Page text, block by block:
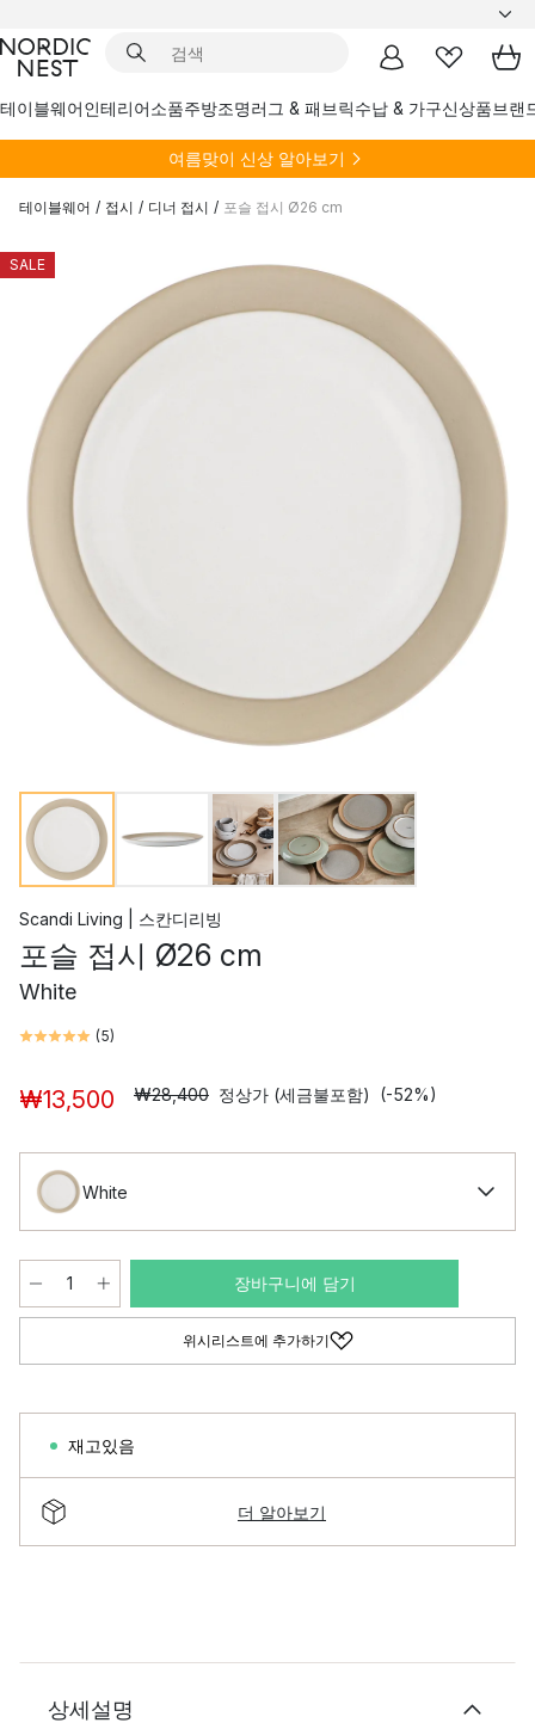
테이블웨어인테리어소품주방조명러그 & 패브릭수납 & 가구신상품브랜
여름맞이 신상 알아보기
테이블웨어 / 접시 / 디너 접시 / 포슬 접시 Ø26 cm
SALE
Scandi Living | 스칸디리빙
포슬 접시 Ø26 cm
White
(5)
₩13,500 ₩28,400 정상가 (세금불포함) (-52%)
White
장바구니에 담기
위시리스트에 추가하기
재고있음
더 알아보기
상세설명